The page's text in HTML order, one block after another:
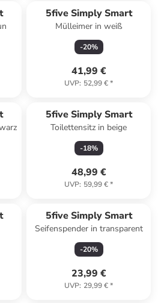
5five Simply Smart
Mülleimer in weiß
-20%
41,99 €
UVP: 52,99 €*
5five Simply Smart
Toilettensitz in beige
-18%
48,99 €
UVP: 59,99 €*
5five Simply Smart
Seifenspender in transparent
-20%
23,99 €
UVP: 29,99 €*